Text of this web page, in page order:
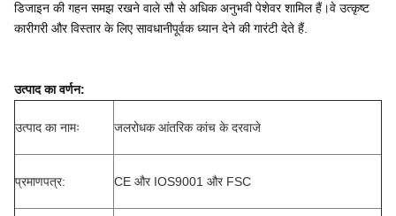
डिजाइन की गहन समझ रखने वाले सौ से अधिक अनुभवी पेशेवर शामिल हैं।वे उत्कृष्ट
कारीगरी और विस्तार के लिए सावधानीपूर्वक ध्यान देने की गारंटी देते हैं.
उत्पाद का वर्णन:
उत्पाद का नामः जलरोधक आंतरिक कांच के दरवाजे
प्रमाणपत्र: CE और IOS9001 और FSC